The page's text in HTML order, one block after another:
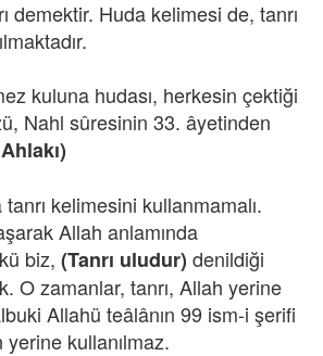
demektir. Huda kelimesi de, tanrı
kuluna hudası, herkesin çektiği
Nahl sûresinin 33. âyetinden
kelimesini kullanmamalı.
Allah anlamında
biz, (Tanrı uludur) denildiği
O zamanlar, tanrı, Allah yerine
Allahü teâlânın 99 ism-i şerifi
kullanılmaz.